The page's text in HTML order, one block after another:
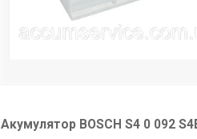
Акумулятор BOSCH S4 0 092